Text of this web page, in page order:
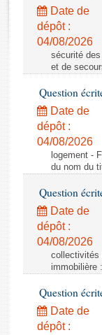
Rapports
Rapports sur
Baromètre de
Dossiers
Budget et
Questions
Comptes
Date de
dépôt :
04/08/2026
sécurité
et de
Question
Date de
dépôt :
04/08/2026
logement -
du nom du
Question
Date de
dépôt :
04/08/2026
collectivités
immobilière
Question
Date de
dépôt :